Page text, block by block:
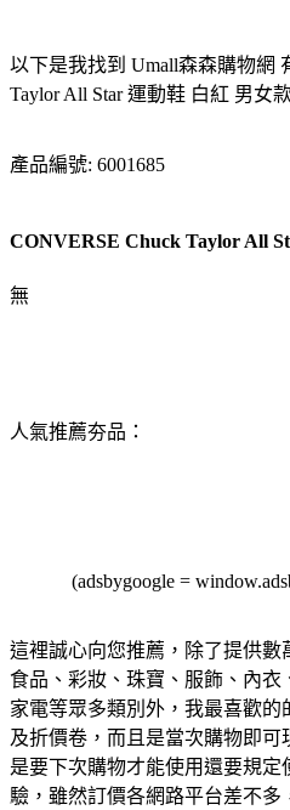
以下是我找到 Umall森森購物網
Taylor All Star 運動鞋 白紅 男女
產品編號: 6001685
CONVERSE Chuck Taylor All
無
人氣推薦夯品：
(adsbygoogle =
這裡誠心向您推薦，除了提供
食品、彩妝、珠寶、服飾、內衣
家電等眾多類別外，我最喜歡
及折價卷，而且是當次購物即
是要下次購物才能使用還要規
驗，雖然訂價各網路平台差不多